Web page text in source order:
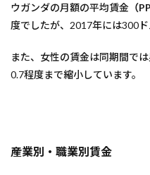
ウガンダの月額の平均賃金 （
度でしたが、2017年には300ド
また、女性の賃金は同期間で
0.7程度まで縮小しています。
産業別・職業別賃金